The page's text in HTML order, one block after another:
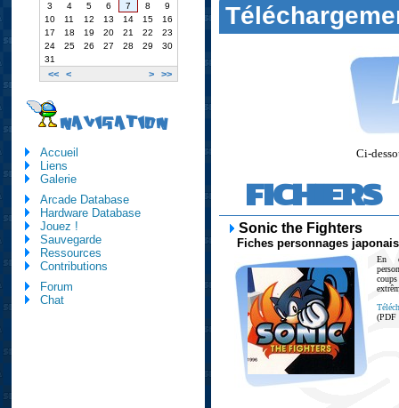
Ci-
FICHIERS
Sonic the Fighters
Fiches personnages
En
(PDF
<< < > >>
3
4 5 6 7 8
9
10
11 12 13 14 15
16
17
18 19 20 21 22
23
24
25 26 27 28 29
30
31
NAVIGATION
Accueil
Liens
Galerie
Arcade Database
Hardware Database
Jouez !
Sauvegarde
Ressources
Contributions
Forum
Chat